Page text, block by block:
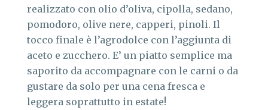
realizzato con olio d’oliva, cipolla, sedano,
pomodoro, olive nere, capperi, pinoli. Il
tocco finale è l’agrodolce con l’aggiunta di
aceto e zucchero. E’ un piatto semplice ma
saporito da accompagnare con le carni o da
gustare da solo per una cena fresca e
leggera soprattutto in estate!